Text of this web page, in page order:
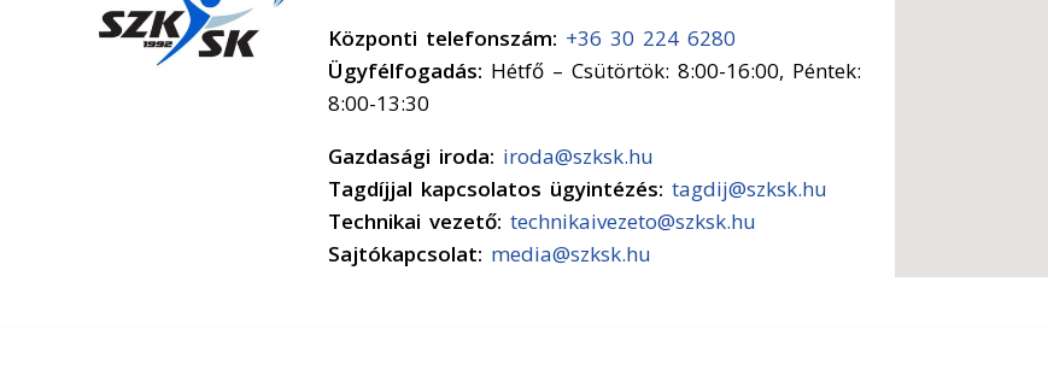
Központi telefonszám: +36 30 224 6280
Ügyfélfogadás: Hétfő – Csütörtök: 8:00-16:00, Péntek:
8:00-13:30
Gazdasági iroda: iroda@szksk.hu
Tagdíjjal kapcsolatos ügyintézés: tagdij@szksk.hu
Technikai vezető: technikaivezeto@szksk.hu
Sajtókapcsolat: media@szksk.hu